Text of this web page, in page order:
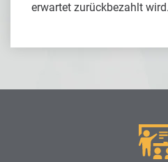
erwartet zurückbezahlt wird.